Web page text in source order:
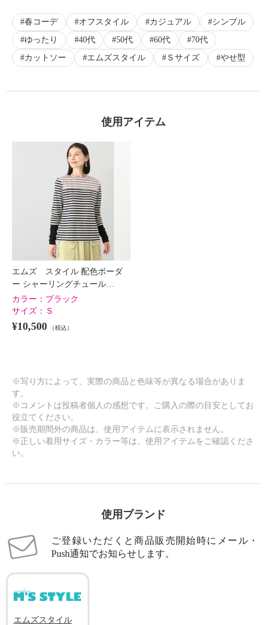
×
春コーデ オフスタイル カジュアル
シンプル
ゆったり
40代 50代 60代
70代
カットソー
エムズスタイル Ｓサイズ やせ型
使用アイテム
エムズ スタイル 配色ボーダ
ー シャーリングチュール…
カラー： ブラック
サイズ： Ｓ
¥10,500 （税込）
※写り方によって、実際の商品と色味等が異なる場合がありま
す。
※コメントは投稿者個人の感想です。ご購入の際の目安としてお
役立てください。
※販売期間外の商品は、使用アイテムに表示されません。
※正しい着用サイズ・カラー等は、使用アイテムをご確認くださ
い。
使用ブランド
ご登録いただくと商品販売開始時にメール・
Push通知でお知らせします。
エムズスタイル